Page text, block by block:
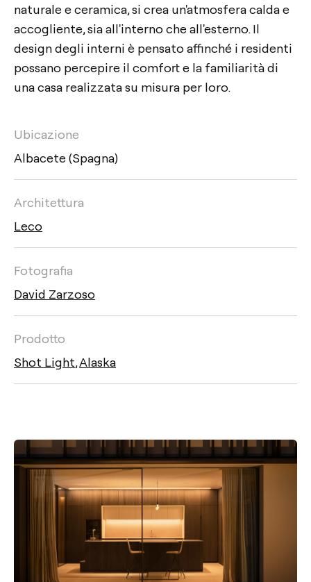
naturale e ceramica, si crea un'atmosfera calda e
accogliente, sia all'interno che all'esterno. Il
design degli interni è pensato affinché i residenti
possano percepire il comfort e la familiarità di
una casa realizzata su misura per loro.
Ubicazione
Albacete (Spagna)
Architettura
Leco
Fotografia
David Zarzoso
Prodotto
Shot Light,Alaska